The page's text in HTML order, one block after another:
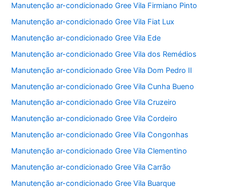
Manutenção ar-condicionado Gree Vila Firmiano Pinto
Manutenção ar-condicionado Gree Vila Fiat Lux
Manutenção ar-condicionado Gree Vila Ede
Manutenção ar-condicionado Gree Vila dos Remédios
Manutenção ar-condicionado Gree Vila Dom Pedro II
Manutenção ar-condicionado Gree Vila Cunha Bueno
Manutenção ar-condicionado Gree Vila Cruzeiro
Manutenção ar-condicionado Gree Vila Cordeiro
Manutenção ar-condicionado Gree Vila Congonhas
Manutenção ar-condicionado Gree Vila Clementino
Manutenção ar-condicionado Gree Vila Carrão
Manutenção ar-condicionado Gree Vila Buarque